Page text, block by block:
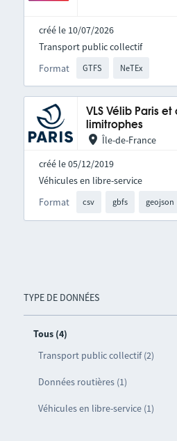
TYPE DE DONNÉES
Tous (4)
Transport public collectif (2)
Données routières (1)
Véhicules en libre-service (1)
créé le 10/07/2026
Format GTFS NeTEx
Transport public collectif
VLS Vélib Paris
limitrophes
Île-de-France
créé le 05/12/2019
Format csv gbfs geojson
Véhicules en libre-service